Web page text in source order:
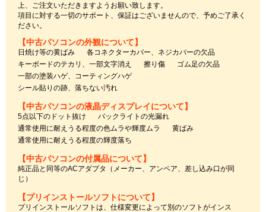
上、ご注文いただきますようお願い致します。
項目に対する一切のサポート、保証はございませんので、予めご了承く
ださい。
【中古パソコンの外観について】
日焼け等の黄ばみ
各コネクターカバー、ネジカバーの欠品
キーボードのテカリ、一部文字消え
擦り傷
ゴム足の欠品
一部の塗装ハゲ、コーティングハゲ
シール貼りの跡、落ちない汚れ
【中古パソコンの液晶ディスプレイについて】
5点以下のドット抜け
バックライトの光漏れ
通常使用に耐えうる程度の色ムラや輝度ムラ
黄ばみ
通常使用に耐えうる程度の輝度落ち
【中古パソコンの付属品について】
純正品と同等のACアダプタ（メーカー、アンペア、差し込み口が同
じ）
【プリインストールソフトについて】
プリインストールソフトは、仕様変更によって別のソフトがインス